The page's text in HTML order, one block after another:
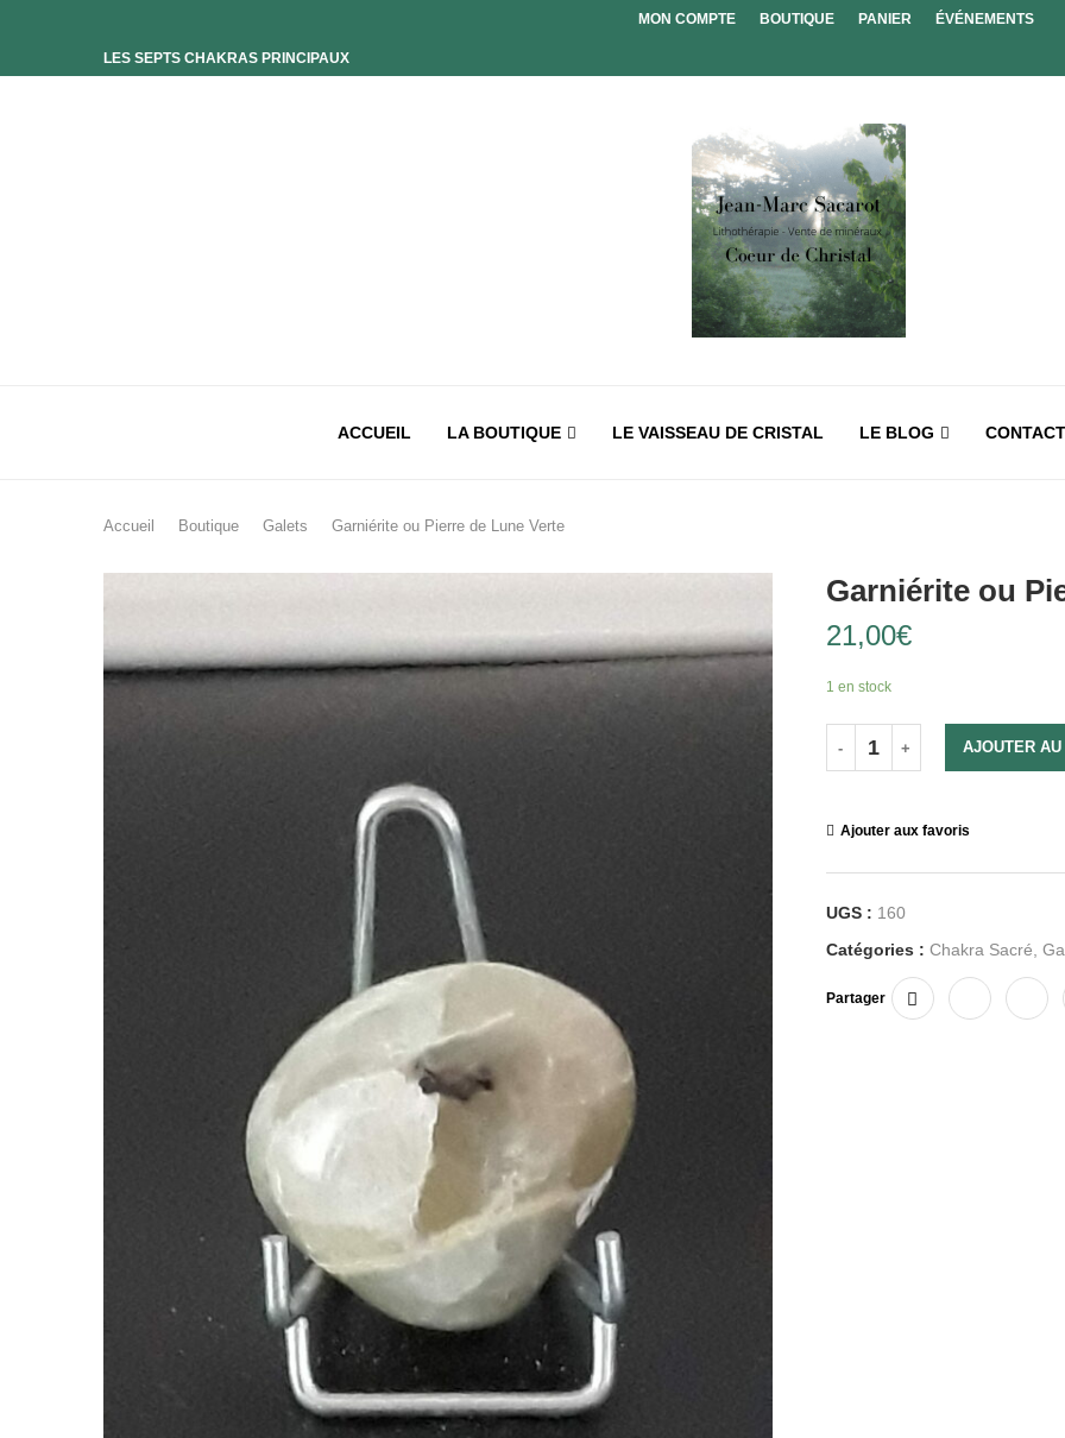
LES SEPTS CHAKRAS PRINCIPAUX
MON COMPTE BOUTIQUE PANIER ÉVÉNEMENTS
ACCUEIL LA BOUTIQUE LE VAISSEAU DE CRISTAL LE BLOG CONTACT
Accueil Boutique Galets Garniérite ou Pierre de Lune Verte
Garniérite ou
21,00€
1 en stock
AJOUTER AU
Ajouter aux favoris
UGS : 160
Catégories : Chakra Sacré
Partager